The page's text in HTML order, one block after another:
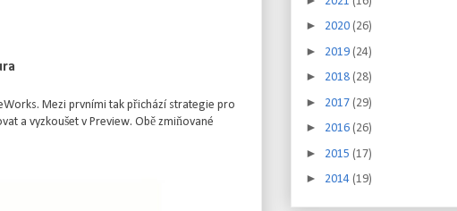
Mezi prvními tak přichází strategie pro
a vyzkoušet v Preview. Obě zmiňované
► 2020 (26)
► 2019 (24)
► 2018 (28)
► 2017 (29)
► 2016 (26)
► 2015 (17)
► 2014 (19)